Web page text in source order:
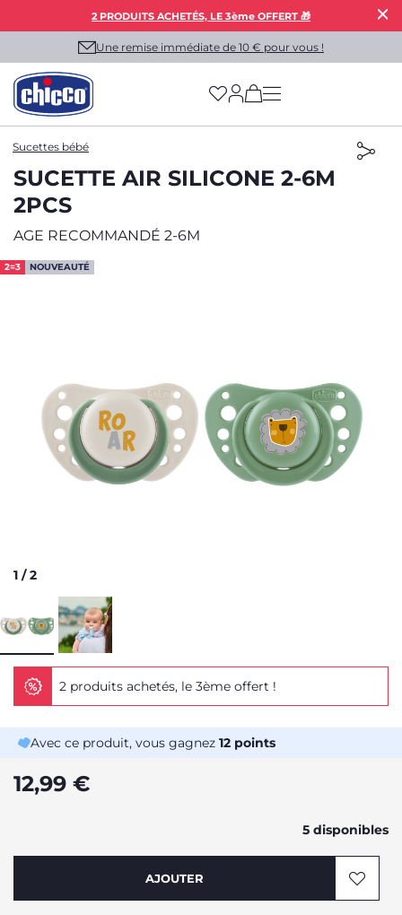
2 PRODUITS ACHETÉS, LE 3ème OFFERT 🎁
Une remise immédiate de 10 € pour vous !
(has more options
Sucettes bébé
SUCETTE AIR SILICONE 2-6M
2PCS
AGE RECOMMANDÉ 2-6M
2=3 NOUVEAUTÉ
1 /2
2 produits achetés, le 3ème offert !
Avec ce produit, vous gagnez 12 points
12,99 €
5 disponibles
AJOUTER